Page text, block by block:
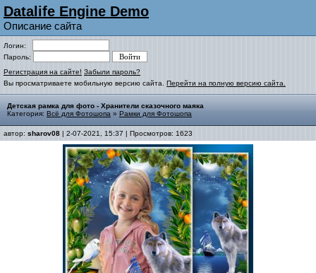
Datalife Engine Demo
Описание сайта
Логин:
Пароль:
Регистрация на сайте! Забыли пароль?
Вы просматриваете мобильную версию сайта. Перейти на полную версию сайта.
Детская рамка для фото - Хранители сказочного маяка
Категория: Всё для Фотошопа » Рамки для Фотошопа
автор: sharov08 | 2-07-2021, 15:37 | Просмотров: 1623